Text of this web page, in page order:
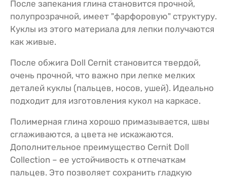
После запекания глина становится прочной,
полупрозрачной, имеет "фарфоровую" структуру.
Куклы из этого материала для лепки получаются
как живые.
После обжига Doll Cernit становится твердой,
очень прочной, что важно при лепке мелких
деталей куклы (пальцев, носов, ушей). Идеально
подходит для изготовления кукол на каркасе.
Полимерная глина хорошо примазывается, швы
сглаживаются, а цвета не искажаются.
Дополнительное преимущество Cernit Doll
Collection – ее устойчивость к отпечаткам
пальцев. Это позволяет сохранить гладкую